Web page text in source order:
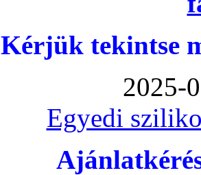
Kérjük tekintse
2025-
Egyedi